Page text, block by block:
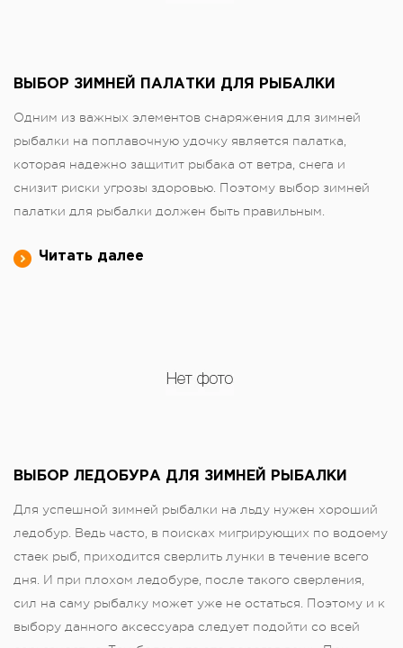
ВЫБОР ЗИМНЕЙ ПАЛАТКИ ДЛЯ РЫБАЛКИ
Одним из важных элементов снаряжения для зимней
рыбалки на поплавочную удочку является палатка,
которая надежно защитит рыбака от ветра, снега и
снизит риски угрозы здоровью. Поэтому выбор зимней
палатки для рыбалки должен быть правильным.
Читать далее
ВЫБОР ЛЕДОБУРА ДЛЯ ЗИМНЕЙ РЫБАЛКИ
Для успешной зимней рыбалки на льду нужен хороший
ледобур. Ведь часто, в поисках мигрирующих по водоему
стаек рыб, приходится сверлить лунки в течение всего
дня. И при плохом ледобуре, после такого сверления,
сил на саму рыбалку может уже не остаться. Поэтому и к
выбору данного аксессуара следует подойти со всей